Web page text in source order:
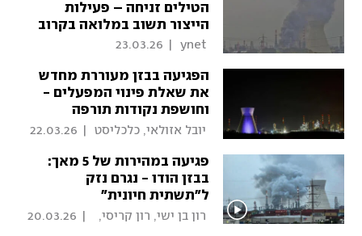
הטילים זניחה – פעילות
הייצור תשוב במלואה בקרוב
23.03.26
הפגיעה בבזן מעוררת מחדש
את שאלת פינוי המפעלים -
וחושפת נקודות תורפה
יובל אזולאי, כלכליסט 22.03.26
פגיעה במהירות של 5 מאך:
בבזן הודו - נגרם נזק
ל"תשתית חיונית"
20.03.26